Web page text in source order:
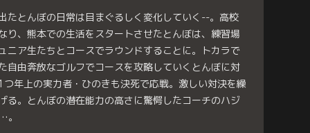
たとんぼの日常は目まぐるしく変化していく--。高校
り、熊本での生活をスタートさせたとんぼは、練習場
ニア生たちとコースでラウンドすることに。トカラで
自由奔放なゴルフでコースを攻略していくとんぼに対
つ年上の実力者・ひのきも決死で応戦。激しい対決を繰
る。とんぼの潜在能力の高さに驚愕したコーチのハジ
。